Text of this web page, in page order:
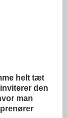
helt tæt
den
man